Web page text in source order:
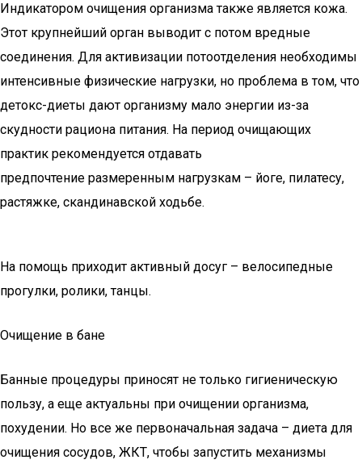
Индикатором очищения организма также является кожа.
Этот крупнейший орган выводит с потом вредные
соединения. Для активизации потоотделения необходимы
интенсивные физические нагрузки, но проблема в том, что
детокс-диеты дают организму мало энергии из-за
скудности рациона питания. На период очищающих
практик рекомендуется отдавать
предпочтение размеренным нагрузкам – йоге, пилатесу,
растяжке, скандинавской ходьбе.
На помощь приходит активный досуг – велосипедные
прогулки, ролики, танцы.
Очищение в бане
Банные процедуры приносят не только гигиеническую
пользу, а еще актуальны при очищении организма,
похудении. Но все же первоначальная задача – диета для
очищения сосудов, ЖКТ, чтобы запустить механизмы